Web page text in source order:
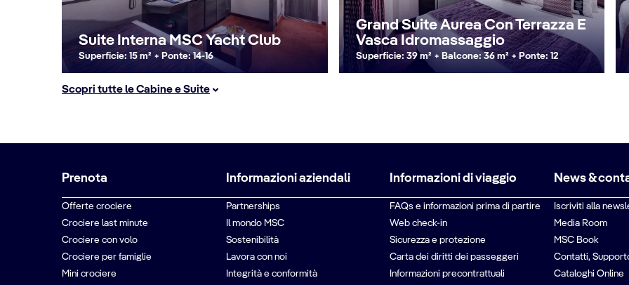
Suite Interna MSC Yacht Club
Superficie: 15 m² + Ponte: 14-16
Grand Suite Aurea Con Terrazza E
Vasca Idromassaggio
Superficie: 39 m² + Balcone: 36 m² + Ponte: 12
Scopri tutte le Cabine e Suite
Prenota
Offerte crociere
Crociere last minute
Crociere con volo
Crociere per famiglie
Mini crociere
Informazioni aziendali
Partnerships
Il mondo MSC
Sostenibilità
Lavora con noi
Integrità e conformità
Informazioni di viaggio
FAQs e informazioni prima di partire
Web check-in
Sicurezza e protezione
Carta dei diritti dei passeggeri
Informazioni precontrattuali
News &
Iscriviti alla
Media Room
MSC Book
Contatti,
Cataloghi Online